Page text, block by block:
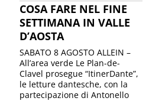
COSA FARE NEL FINE
SETTIMANA IN VALLE
D’AOSTA
SABATO 8 AGOSTO ALLEIN –
All’area verde Le Plan-de-
Clavel prosegue “ItinerDante”,
le letture dantesche, con la
partecipazione di Antonello